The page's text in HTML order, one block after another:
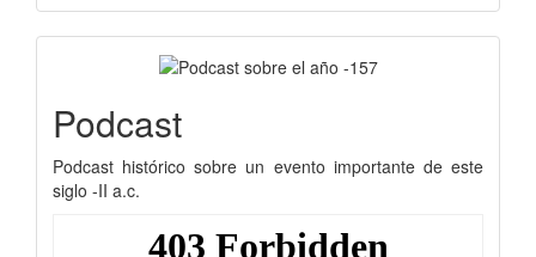
Podcast
Podcast histórico sobre un evento importante de este
siglo -II a.c.